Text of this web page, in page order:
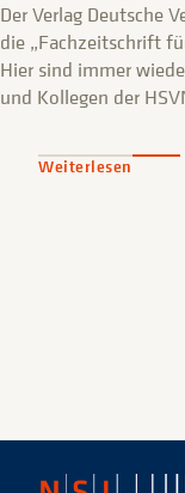
Der Verlag Deutsche
die „Fachzeitschrift
Hier sind immer
und Kollegen der
Weiterlesen